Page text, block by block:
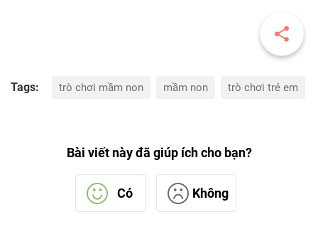
Tags: trò chơi mầm non mầm non trò chơi trẻ em
Bài viết này đã giúp ích cho bạn?
Có Không